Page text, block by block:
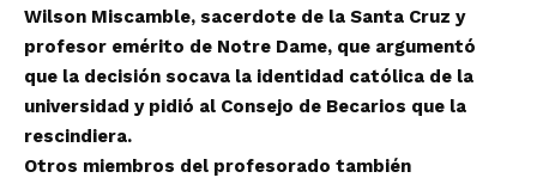
Wilson Miscamble, sacerdote de la Santa Cruz y
profesor emérito de Notre Dame, que argumentó
que la decisión socava la identidad católica de la
universidad y pidió al Consejo de Becarios que la
rescindiera.
Otros miembros del profesorado también